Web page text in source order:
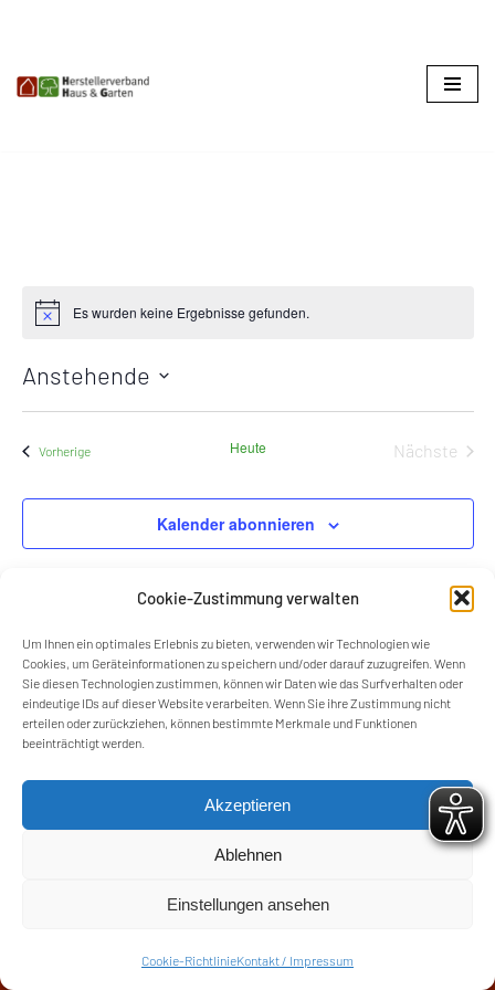
Cookie-Zustimmung verwalten
Um Ihnen ein optimales Erlebnis zu bieten, verwenden wir Technologien wie
Cookies, um Geräteinformationen zu speichern und/oder darauf zuzugreifen. Wenn
Sie diesen Technologien zustimmen, können wir Daten wie das Surfverhalten oder
eindeutige IDs auf dieser Website verarbeiten. Wenn Sie ihre Zustimmung nicht
erteilen oder zurückziehen, können bestimmte Merkmale und Funktionen
beeinträchtigt werden.
Akzeptieren
Ablehnen
Einstellungen ansehen
Cookie-RichtlinieKontakt / Impressum
Inhalt
HinweisEs wurden keine Ergebnisse gefunden.
Anstehende
VorherigeTermine Heute
Nächste
Kalender abonnieren
Kontakt / Impressum
Cookie-Richtlinie (EU)